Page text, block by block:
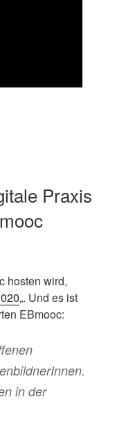
Praxis
hosten wird,
„. Und es ist
EBmooc:
in der